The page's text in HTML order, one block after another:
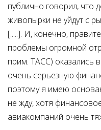
публично говорил, что
живопырки не уйдут с
[.....]. И, конечно,
проблемы огромной
прим. ТАСС) оказались
очень серьезную
поэтому я имею
не жду, хотя
авиакомпаний очень